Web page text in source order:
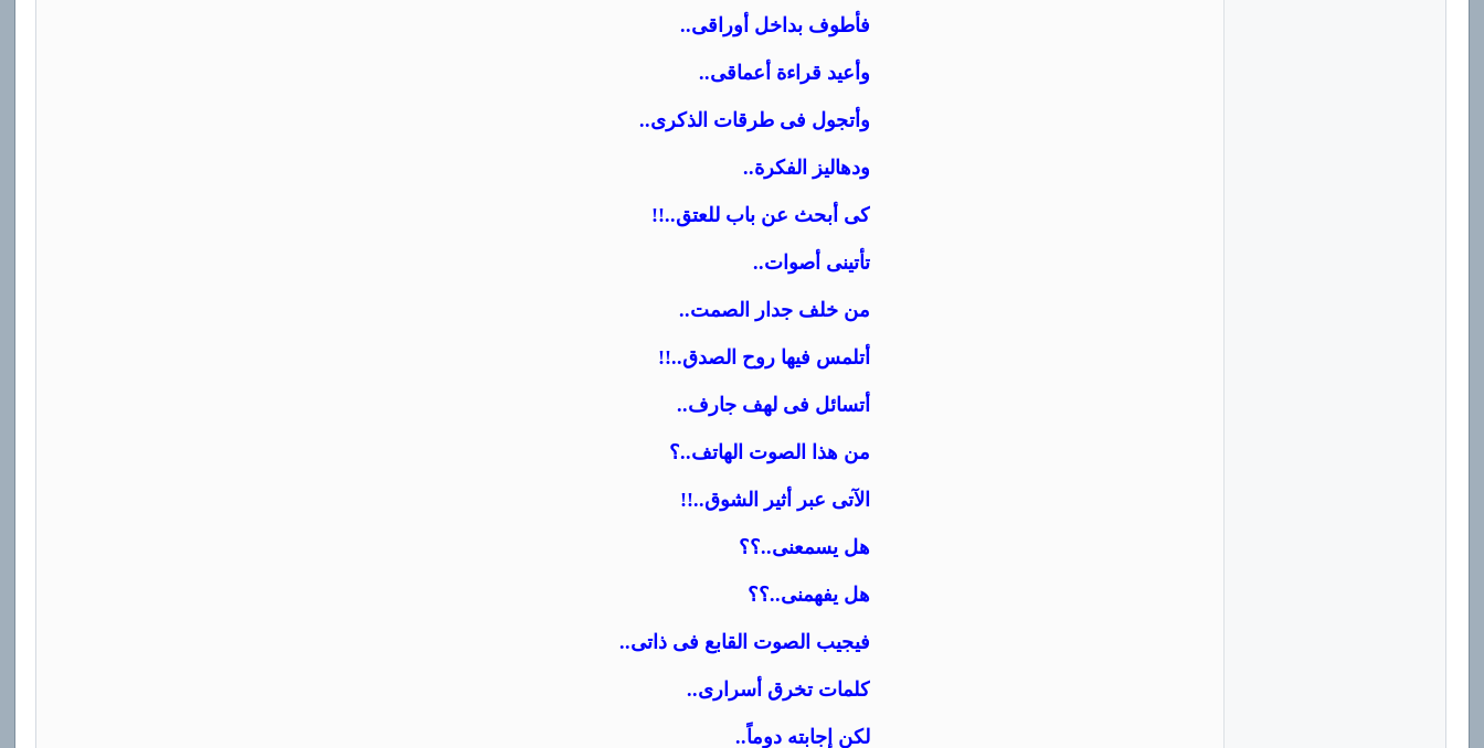
فأطوف بداخل أوراقى..
وأعيد قراءة أعماقى..
وأتجول فى طرقات الذكرى..
ودهاليز الفكرة..
كى أبحث عن باب للعتق..!!
تأتينى أصوات..
من خلف جدار الصمت..
أتلمس فيها روح الصدق..!!
أتسائل فى لهف جارف..
من هذا الصوت الهاتف..؟
الآتى عبر أثير الشوق..!!
هل يسمعنى..؟؟
هل يفهمنى..؟؟
فيجيب الصوت القابع فى ذاتى..
كلمات تخرق أسرارى..
لكن إجابته دوماً..